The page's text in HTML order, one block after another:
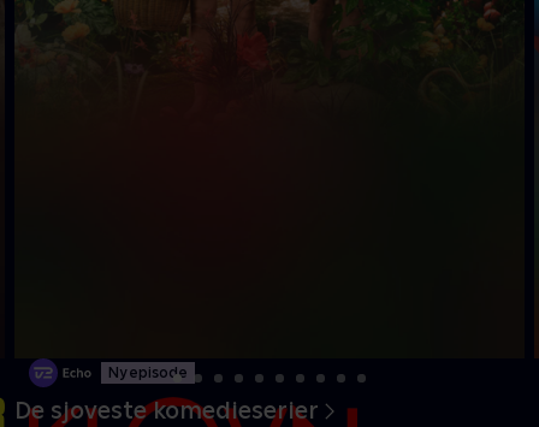
Ny episode
De sjoveste komedieserier